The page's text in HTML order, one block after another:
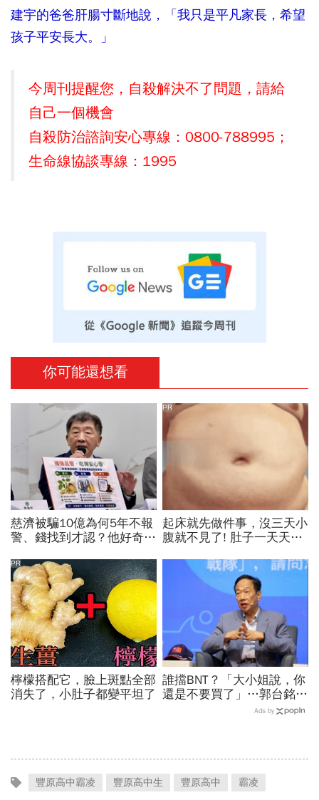
建宇的爸爸肝腸寸斷地說，「我只是平凡家長，希望
孩子平安長大。」
今周刊提醒您，自殺解決不了問題，請給
自己一個機會
自殺防治諮詢安心專線：0800-788995；
生命線協談專線：1995​
你可能還想看
慈濟被騙10億為何5年不報
警、錢找到才認？他好奇：
「擋疫苗」黑鍋只求1件事
起床就先做件事，沒三天小
腹就不見了! 肚子一天天變
PR
檸檬搭配它，臉上斑點全部
消失了，小肚子都變平坦了
PR
誰擋BNT？「大小姐說，你
還是不要買了」…郭台銘曝
李大維打給他，被點名的都
Ads by
豐原高中霸凌 豐原高中生 豐原高中 霸凌